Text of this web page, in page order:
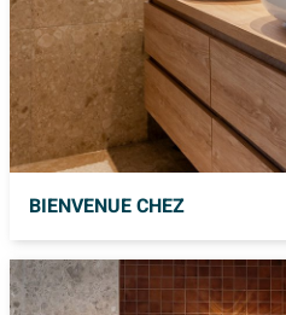
BIENVENUE CHEZ